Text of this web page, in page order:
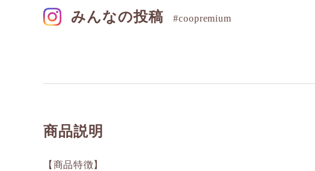
みんなの投稿 #coopremium
商品説明
【商品特徴】